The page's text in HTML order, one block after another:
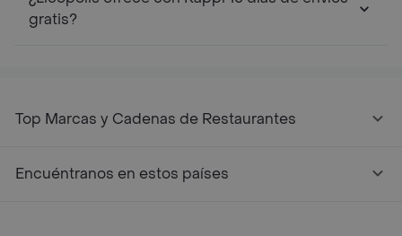
gratis?
Top Marcas y Cadenas de Restaurantes
Encuéntranos en estos países